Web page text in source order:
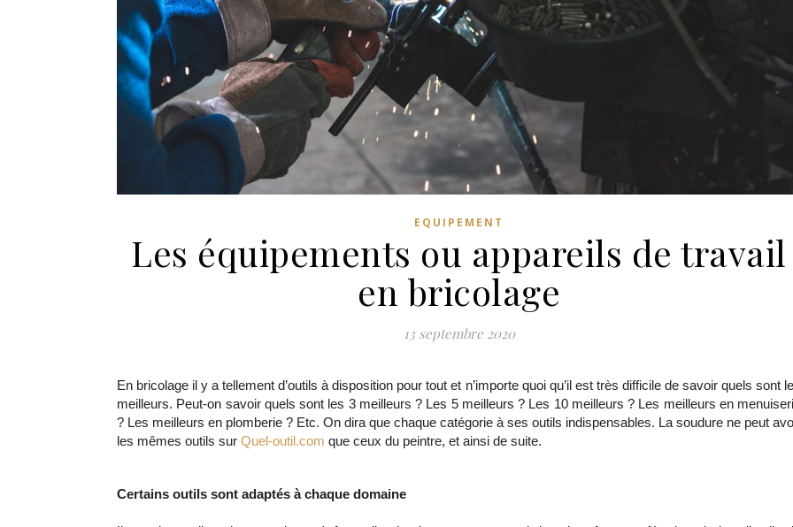
EQUIPEMENT
Les équipements ou appareils de travail
en bricolage
13 septembre 2020
En bricolage il y a tellement d’outils à disposition pour tout et n’importe quoi qu’il est très difficile de savoir quels sont
meilleurs. Peut-on savoir quels sont les 3 meilleurs ? Les 5 meilleurs ? Les 10 meilleurs ? Les meilleurs en
? Les meilleurs en plomberie ? Etc. On dira que chaque catégorie à ses outils indispensables. La soudure ne peut
les mêmes outils sur Quel-outil.com que ceux du peintre, et ainsi de suite.
Certains outils sont adaptés à chaque domaine